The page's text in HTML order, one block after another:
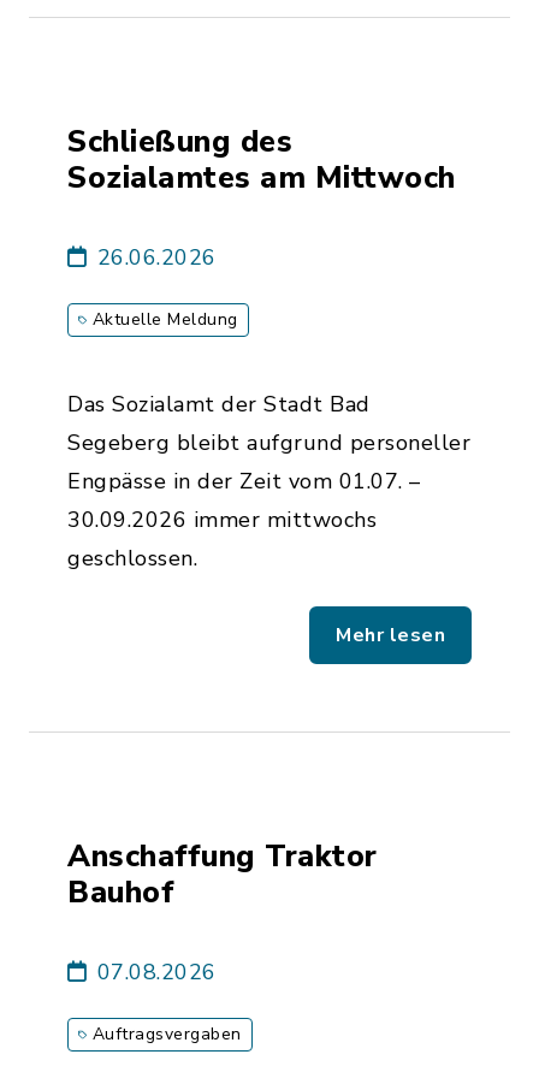
Schließung des
Sozialamtes am Mittwoch
26.06.2026
Aktuelle Meldung
Das Sozialamt der Stadt Bad
Segeberg bleibt aufgrund personeller
Engpässe in der Zeit vom 01.07. –
30.09.2026 immer mittwochs
geschlossen.
Mehr lesen
Anschaffung Traktor
Bauhof
07.08.2026
Auftragsvergaben